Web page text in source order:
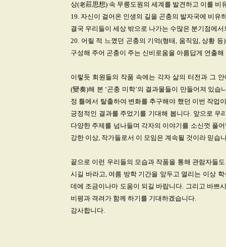
상(老莊思想) 속 무릉도원의 세계를 발견하고 이를 비
19. 자신이 걸어온 인생의 길을 곤충의 발자국에 비
결국 우리들이 세상 밖으로 나가는 수많은 분기점에
20. 어릴 적 느꼈던 곤충의 기억(형태, 움직임, 상황
구성해 주어 곤충이 주는 신비로움을 아름답게 연출해
이렇듯 회원들의 작품 속에는 각자 삶의 터전과 그
(變奏)해 본 ‘곤충 미학’의 결과물들이 만들어져 있
정 틀에서 탈출하여 변화를 추구해야 했던 이번 작업
긍정적인 결과를 주었기를 기대해 봅니다. 앞으로 우
다양한 주제를 넘나들며 각자의 이야기를 소신껏 풀
강한 이상, 작가들로서 이 모임은 계속될 것이라 믿습
끝으로 이런 우리들의 모습과 작품을 통해 관람자들
시길 바라고, 여름 방학 기간을 앞두고 열리는 이상
데에 조금이나마 도움이 되길 바랍니다. 그리고 바쁘
비평과 격려가 함께 하기를 기대하겠습니다.
감사합니다.